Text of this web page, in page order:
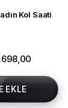
Kol Saati
EKLE